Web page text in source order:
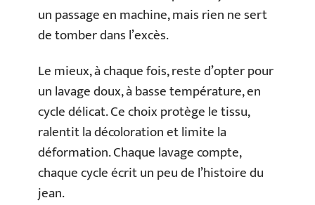
un passage en machine, mais rien ne sert
de tomber dans l’excès.
Le mieux, à chaque fois, reste d’opter pour
un lavage doux, à basse température, en
cycle délicat. Ce choix protège le tissu,
ralentit la décoloration et limite la
déformation. Chaque lavage compte,
chaque cycle écrit un peu de l’histoire du
jean.